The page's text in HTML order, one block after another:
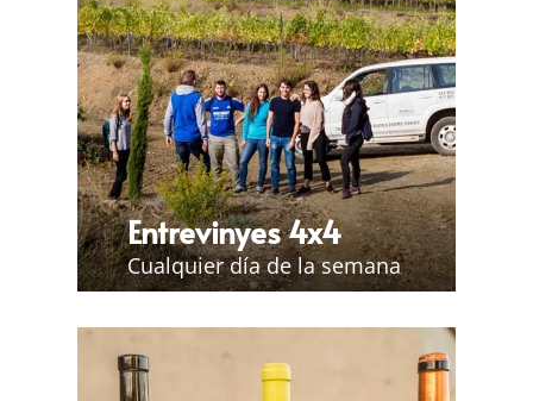
Entrevinyes 4x4
Cualquier día de la semana